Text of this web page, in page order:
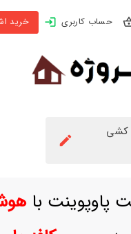
خرید اشتراک
کشی
پاوپوینت با